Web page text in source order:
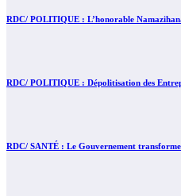
RDC/ POLITIQUE : L’honorable
RDC/ POLITIQUE : Dépolitisation des
RDC/ SANTÉ : Le Gouvernement